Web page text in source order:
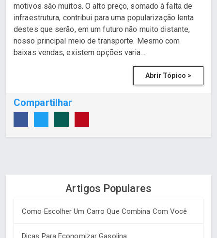
motivos são muitos. O alto preço, somado à falta de
infraestrutura, contribui para uma popularização lenta
destes que serão, em um futuro não muito distante,
nosso principal meio de transporte. Mesmo com
baixas vendas, existem opções varia...
Abrir Tópico >
Compartilhar
Artigos Populares
Como Escolher Um Carro Que Combina Com Você
Dicas Para Economizar Gasolina